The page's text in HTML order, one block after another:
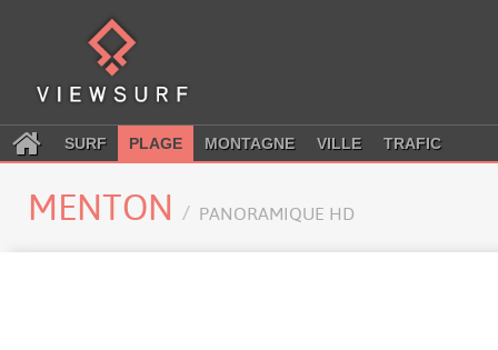
SURF PLAGE MONTAGNE VILLE TRAFIC
MENTON PANORAMIQUE HD